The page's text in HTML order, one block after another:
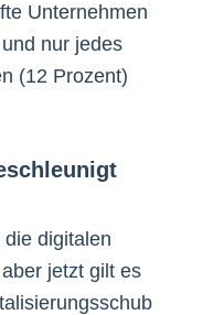
Unternehmen
nur jedes
(12 Prozent)
digitalen
jetzt gilt es